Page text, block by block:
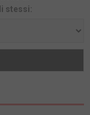
stessi: